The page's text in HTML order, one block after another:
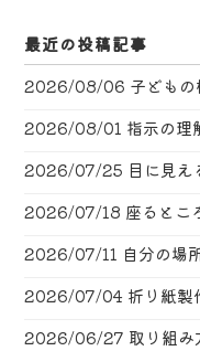
最近の投稿記事
2026/08/06 子ども
2026/08/01 指示の理
2026/07/25 目に見え
2026/07/18 座るとこ
2026/07/11 自分の場
2026/07/04 折り紙製
2026/06/27 取り組